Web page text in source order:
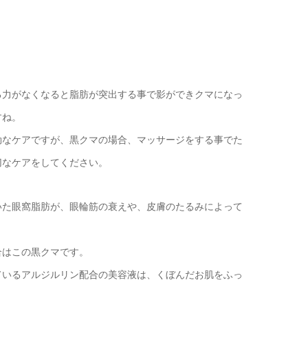
がなくなると脂肪が突出する事で影ができクマになっ
。
ケアですが、黒クマの場合、マッサージをする事でた
ケアをしてください。
眼窩脂肪が、眼輪筋の衰えや、皮膚のたるみによって
この黒クマです。
るアルジルリン配合の美容液は、くぼんだお肌をふっ